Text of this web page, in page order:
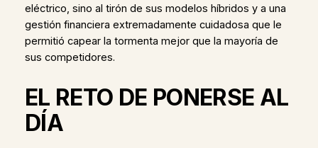
eléctrico, sino al tirón de sus modelos híbridos y a una
gestión financiera extremadamente cuidadosa que le
permitió capear la tormenta mejor que la mayoría de
sus competidores.
EL RETO DE PONERSE AL
DÍA